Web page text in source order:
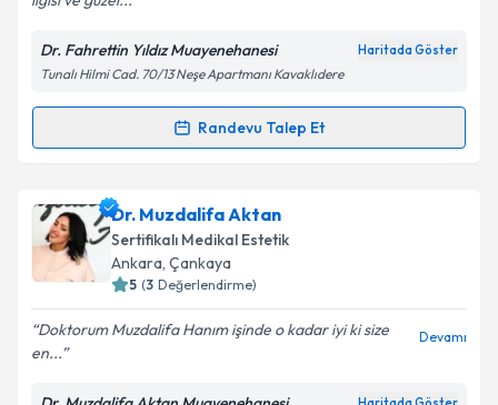
kapsamda işlenmesini kabul ediyorum.
Takvim Talebini Gönder
Dr. Fahrettin Yıldız Muayenehanesi Haritada Göster
Tunalı Hilmi Cad. 70/13 Neşe Apartmanı Kavaklıdere
Randevu Talep Et
Randevu Takvimi Talebi
Dr. Fahrettin Yıldıziçin randevu takvimi talebi
oluşturun. Size bu uzmandan randevu almanız için bir
takvim hazırlandığında e-posta ile bilgilendireceğiz.
Dr. Muzdalifa Aktan
Sertifikalı Medikal Estetik
Ankara, Çankaya
5 (3 Değerlendirme)
Doktorum Muzdalifa Hanım işinde o kadar iyi ki size
en...
Devamı